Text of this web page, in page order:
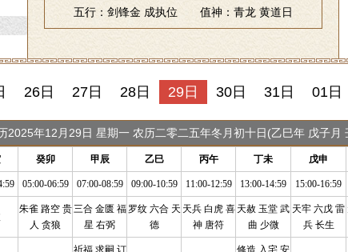
五行：剑锋金 成执位 值神：青龙 黄道日
26日 27日 28日 29日 30日 31日 01日
2025年12月29日 星期一 农历二零二五年冬月初十日(乙巳年 戊子月
癸卯 甲辰 乙巳 丙午 丁未 戊申
05:00-06:59 07:00-08:59 09:00-10:59 11:00-12:59 13:00-14:59 15:00-16:59
朱雀 路空 贵
人 贪狼
三合 金匮 福
星 右弼
罗纹 六合 天
德
天兵 白虎 喜
神 唐符
天赦 玉堂 武
曲 少微
天牢 六戊 雷
兵 长生
祈福 求嗣 订
修造 入宅 安